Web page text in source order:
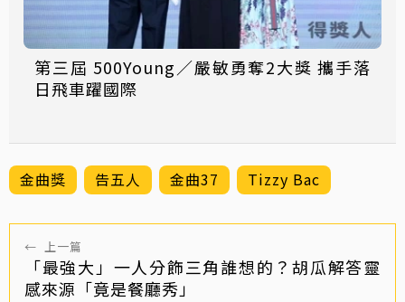
第三屆 500Young／嚴敏勇奪2大獎 攜手落
日飛車躍國際
金曲獎 告五人 金曲37 Tizzy Bac
← 上一篇
「最強大」一人分飾三角誰想的？胡瓜解答靈
感來源「竟是餐廳秀」